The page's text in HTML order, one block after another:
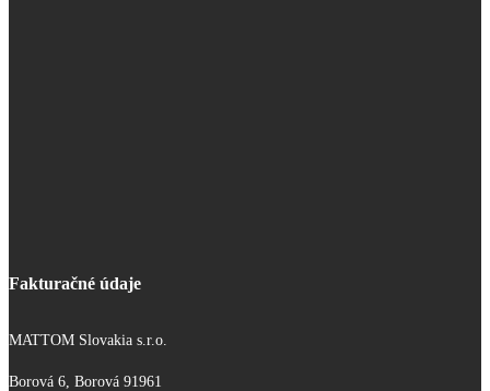
Fakturačné údaje
MATTOM Slovakia s.r.o.
Borová 6, Borová 91961